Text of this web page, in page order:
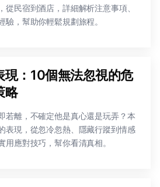
從民宿到酒店，詳細解析注意事項、
驗，幫助你輕鬆規劃旅程。
現：10個無法忽視的危
略
若離，不確定他是真心還是玩弄？本
表現，從忽冷忽熱、隱藏行蹤到情感
用應對技巧，幫你看清真相。